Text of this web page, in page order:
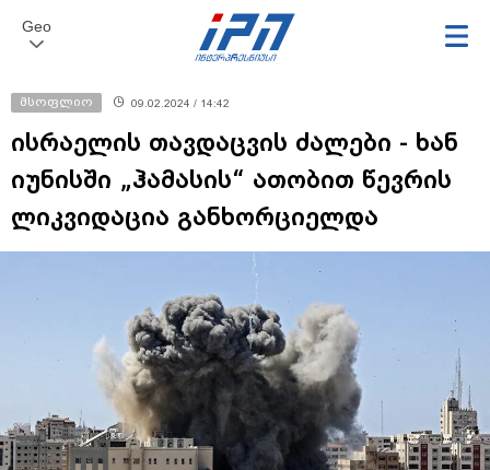
Geo
მსოფლიო 09.02.2024 / 14:42
ისრაელის თავდაცვის ძალები - ხან
იუნისში „ჰამასის“ ათობით წევრის
ლიკვიდაცია განხორციელდა